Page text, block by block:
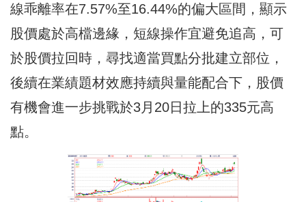
線乖離率在7.57%至16.44%的偏大區間，顯示
股價處於高檔邊緣，短線操作宜避免追高，可
於股價拉回時，尋找適當買點分批建立部位，
後續在業績題材效應持續與量能配合下，股價
有機會進一步挑戰於3月20日拉上的335元高
點。